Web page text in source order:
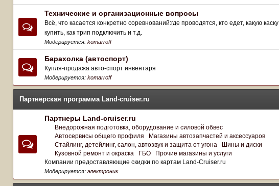
Технические и организационные вопросы
Всё, что касается конкретно соревнований:где проводятся, кто едет, какую каску
купить, как трип подключить и т.д.
Модерируется: komarroff
Барахолка (автоспорт)
Купля-продажа авто-спорт инвентаря
Модерируется: komarroff
Партнерская программа Land-cruiser.ru
Партнеры Land-cruiser.ru
Внедорожная подготовка, оборудование и силовой обвес
Автосервисы общего профиля
Магазины автозапчастей и аксессуаров
Стайлинг, детейлинг, салон, автозвук и защита от угона
Шины и диски
Кузовной ремонт и окраска
ГБО
Прочие магазины и услуги
Компании предоставляющие скидки по картам Land-Cruiser.ru
Модерируется: электроник